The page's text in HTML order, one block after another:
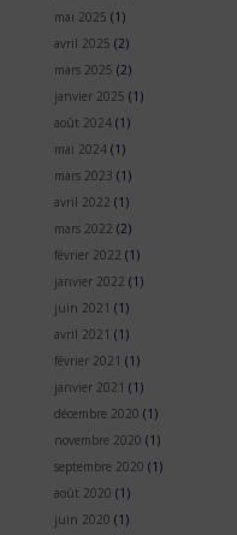
mai 2025 (1)
avril 2025 (2)
mars 2025 (2)
janvier 2025 (1)
août 2024(1)
mai 2024(1)
mars 2023 (1)
avril 2022 (1)
mars 2022 (2)
février 2022 (1)
janvier 2022 (1)
juin 2021 (1)
avril 2021 (1)
février 2021 (1)
janvier 2021 (1)
décembre 2020 (1)
novembre 2020 (1)
septembre 2020 (1)
août 2020 (1)
juin 2020 (1)